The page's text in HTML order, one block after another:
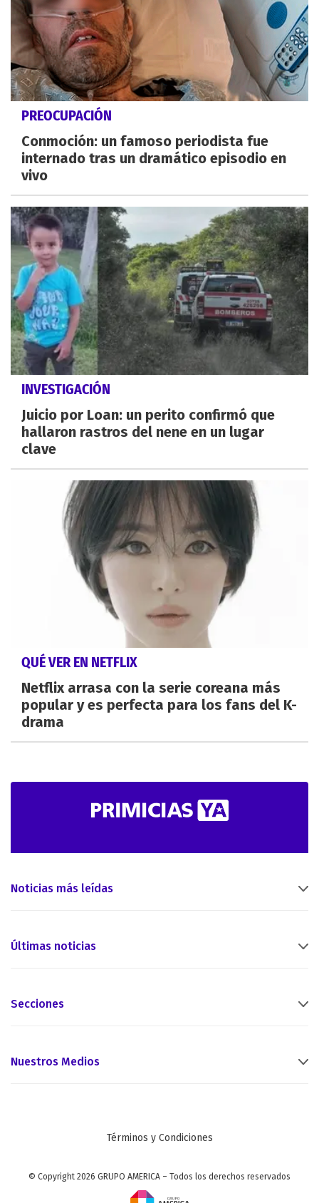
PREOCUPACIÓN
Conmoción: un famoso periodista fue
internado tras un dramático episodio en
vivo
INVESTIGACIÓN
Juicio por Loan: un perito confirmó que
hallaron rastros del nene en un lugar
clave
QUÉ VER EN NETFLIX
Netflix arrasa con la serie coreana más
popular y es perfecta para los fans del K-
drama
Noticias más leídas
Últimas noticias
Secciones
Nuestros Medios
Términos y Condiciones
© Copyright 2026 GRUPO AMERICA – Todos los derechos reservados